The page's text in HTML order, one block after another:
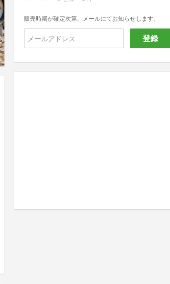
販売時期が確定次第、メールにてお知らせします。
登録